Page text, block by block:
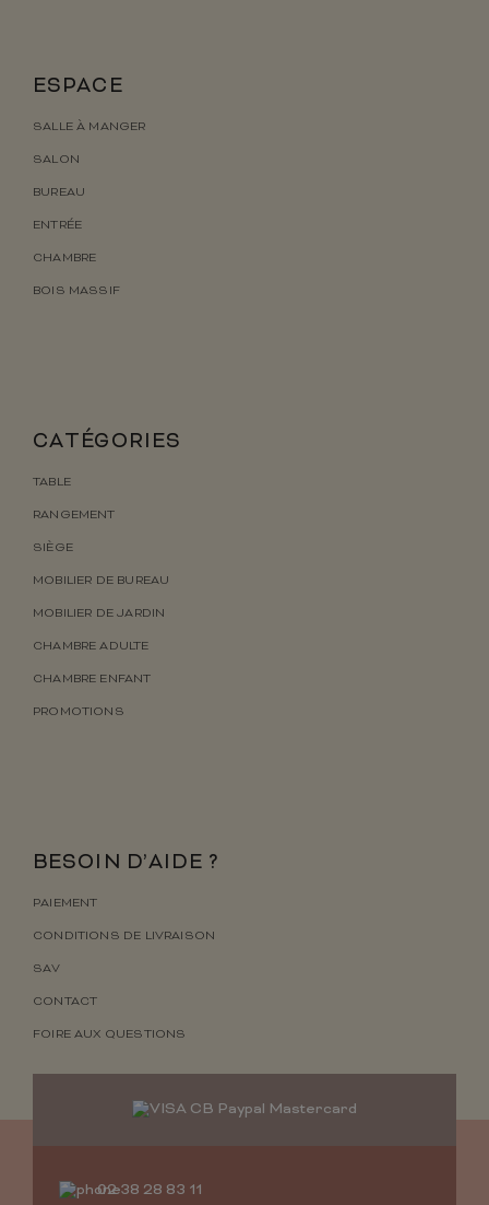
ESPACE
SALLE À MANGER
SALON
BUREAU
ENTRÉE
CHAMBRE
BOIS MASSIF
CATÉGORIES
TABLE
RANGEMENT
SIÈGE
MOBILIER DE BUREAU
MOBILIER DE JARDIN
CHAMBRE ADULTE
CHAMBRE ENFANT
PROMOTIONS
BESOIN D’AIDE ?
PAIEMENT
CONDITIONS DE LIVRAISON
SAV
CONTACT
FOIRE AUX QUESTIONS
02 38 28 83 11